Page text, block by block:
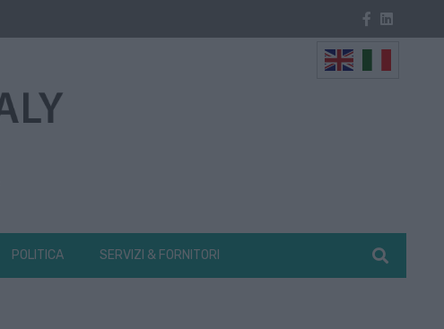
POLITICA SERVIZI & FORNITORI